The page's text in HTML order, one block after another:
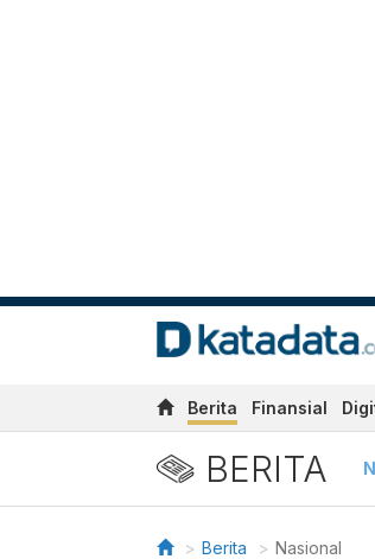
Berita Finansial
BERITA
Berita Nasional